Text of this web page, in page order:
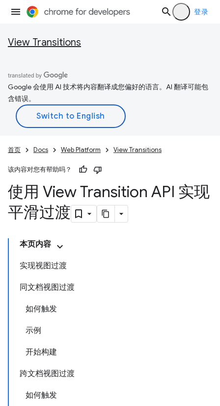
登录
View Transitions
Google 会使用 AI 技术将内容翻译成您偏好的语言。AI 翻译可能包
含错误。
首页 Docs Web Platform View Transitions
该内容对您有帮助吗？
使用 View Transition API 实现
平滑过渡
本页内容
实现视图过渡
同文档视图过渡
如何触发
示例
开始构建
跨文档视图过渡
如何触发